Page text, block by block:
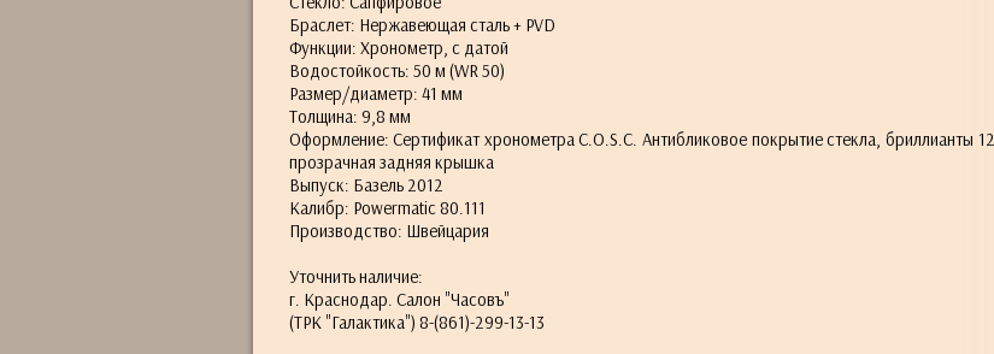
Браслет: Нержавеющая сталь + PVD
Функции: Хронометр, с датой
Водостойкость: 50 м (WR 50)
Размер/диаметр: 41 мм
Толщина: 9,8 мм
Оформление: Сертификат хронометра C.O.S.C. Антибликовое покрытие стекла, бриллианты 12,
прозрачная задняя крышка
Выпуск: Базель 2012
Калибр: Powermatic 80.111
Производство: Швейцария
Уточнить наличие:
г. Краснодар. Салон "Часовъ"
(ТРК "Галактика") 8-(861)-299-13-13